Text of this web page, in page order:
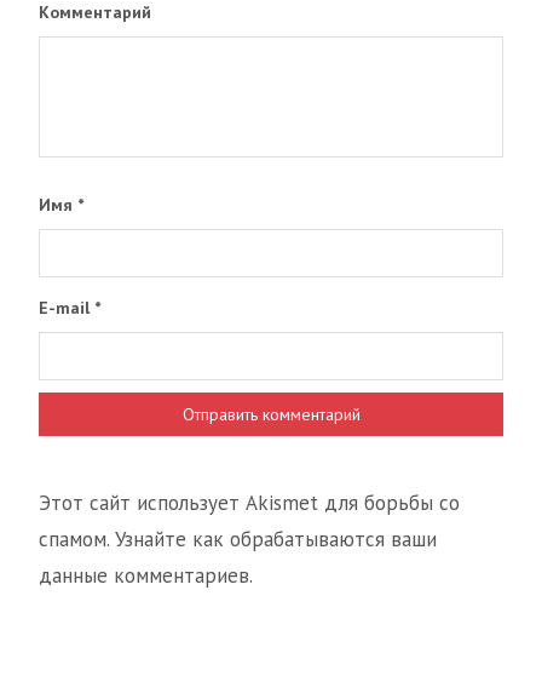
Комментарий
Имя *
E-mail *
Этот сайт использует Akismet для борьбы со
спамом. Узнайте как обрабатываются ваши
данные комментариев.